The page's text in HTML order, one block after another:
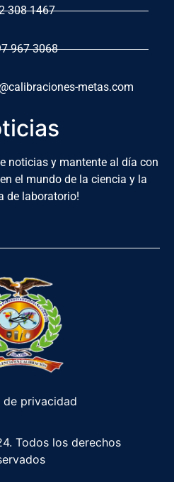
308 1467
967 3068
metas.com
noticias y mantente al día con
el mundo de la ciencia y la
de laboratorio!
de privacidad
Todos los derechos